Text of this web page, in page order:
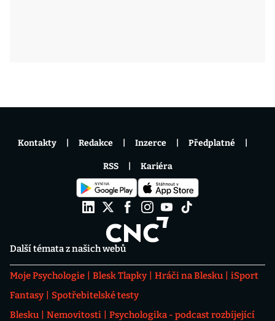
Další témata z našich webů
Moje Psychologie Blesk Tlapky Hráči na Blesku
iSport
Fantasy
Spotřebitelské testy
Blesku
Nemovitosti
Psychologika - podcast rozbíjející
Kontakty Redakce Inzerce Předplatné
RSS Kariéra